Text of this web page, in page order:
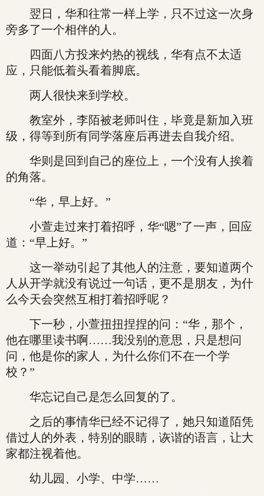
翌日，华和往常一样上学，只不过这一次身
旁多了一个相伴的人。
四面八方投来灼热的视线，华有点不太适
应，只能低着头看着脚底。
两人很快来到学校。
教室外，李陌被老师叫住，毕竟是新加入班
级，得等到所有同学落座后再进去自我介绍。
华则是回到自己的座位上，一个没有人挨着
的角落。
“华，早上好。”
小萱走过来打着招呼，华“嗯”了一声，回应
道：“早上好。”
这一举动引起了其他人的注意，要知道两个
人从开学就没有说过一句话，更不是朋友，为什
么今天会突然互相打着招呼呢？
下一秒，小萱扭扭捏捏的问：“华，那个，
他在哪里读书啊……我没别的意思，只是想问
问，他是你的家人，为什么你们不在一个学
校？”
华忘记自己是怎么回复的了。
之后的事情华已经不记得了，她只知道陌凭
借过人的外表，特别的眼睛，诙谐的语言，让大
家都注视着他。
幼儿园、小学、中学……